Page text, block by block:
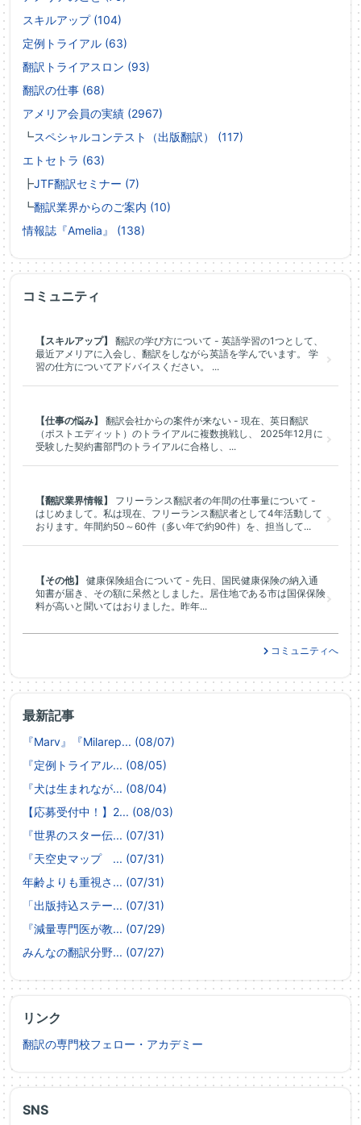
SNS
スキルアップ (104)
定例トライアル (63)
翻訳トライアスロン (93)
翻訳の仕事 (68)
アメリア会員の実績 (2967)
┗スペシャルコンテスト（出版翻訳） (117)
エトセトラ (63)
┣JTF翻訳セミナー (7)
┗翻訳業界からのご案内 (10)
情報誌『Amelia』 (138)
最新記事
『Marv』『Milarep... (08/07)
『定例トライアル... (08/05)
『犬は生まれなが... (08/04)
【応募受付中！】2... (08/03)
『世界のスター伝... (07/31)
『天空史マップ ... (07/31)
年齢よりも重視さ... (07/31)
「出版持込ステー... (07/31)
『減量専門医が教... (07/29)
みんなの翻訳分野... (07/27)
リンク
翻訳の専門校フェロー・アカデミー
コミュニティ
【スキルアップ】
翻訳の学び方について - 英語学習の1つとして、
最近アメリアに入会し、翻訳をしながら英語を学んでいます。 学
習の仕方についてアドバイスください。 ...
【仕事の悩み】
翻訳会社からの案件が来ない - 現在、英日翻訳
（ポストエディット）のトライアルに複数挑戦し、 2025年12月に
受験した契約書部門のトライアルに合格し、...
【翻訳業界情報】
フリーランス翻訳者の年間の仕事量について -
はじめまして。私は現在、フリーランス翻訳者として4年活動して
おります。年間約50～60件（多い年で約90件）を、担当して...
【その他】
健康保険組合について - 先日、国民健康保険の納入通
知書が届き、その額に呆然としました。居住地である市は国保保険
料が高いと聞いてはおりました。昨年...
コミュニティへ